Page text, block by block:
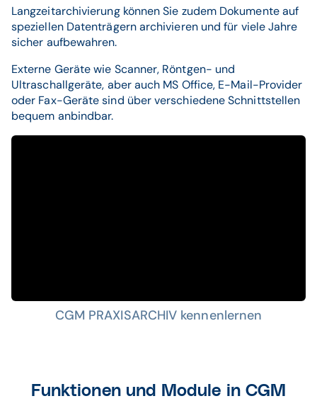
Langzeitarchivierung können Sie zudem Dokumente auf
speziellen Datenträgern archivieren und für viele Jahre
sicher aufbewahren.
Externe Geräte wie Scanner, Röntgen- und
Ultraschallgeräte, aber auch MS Office, E-Mail-Provider
oder Fax-Geräte sind über verschiedene Schnittstellen
bequem anbindbar.
CGM PRAXISARCHIV kennenlernen
Funktionen und Module in CGM